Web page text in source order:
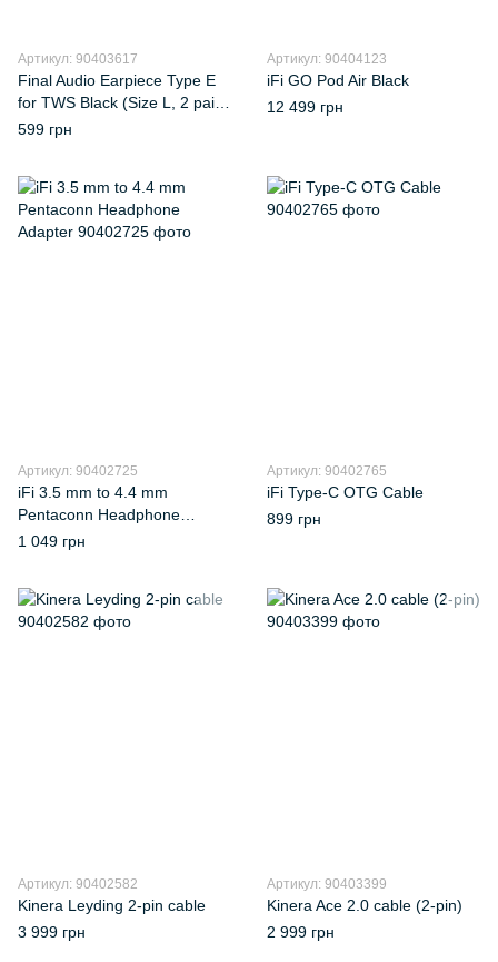
Артикул: 90403617
Final Audio Earpiece Type E
for TWS Black (Size L, 2 pair)
(FI-WEPEBLL)
599 грн
Артикул: 90404123
iFi GO Pod Air Black
12 499 грн
Артикул: 90402725
iFi 3.5 mm to 4.4 mm
Pentaconn Headphone
Adapter
1 049 грн
Артикул: 90402765
iFi Type-C OTG Cable
899 грн
Артикул: 90402582
Kinera Leyding 2-pin cable
3 999 грн
Артикул: 90403399
Kinera Ace 2.0 cable (2-pin)
2 999 грн